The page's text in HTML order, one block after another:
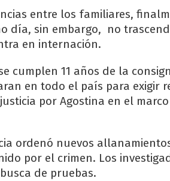
entre los familiares,
día, sin embargo, no
en internación.
cumplen 11 años de la
en todo el país para exigir
por Agostina en el
ordenó nuevos
por el crimen. Los
de pruebas.